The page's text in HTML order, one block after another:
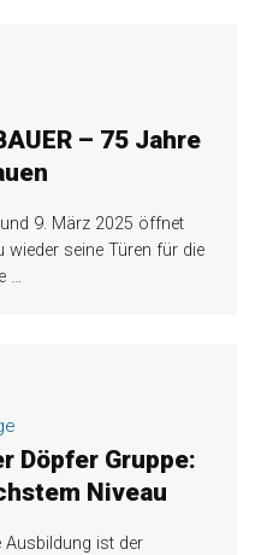
– 75 Jahre
und 9. März 2025 öffnet
wieder seine Türen für die
…
Döpfer Gruppe:
Niveau
Ausbildung ist der